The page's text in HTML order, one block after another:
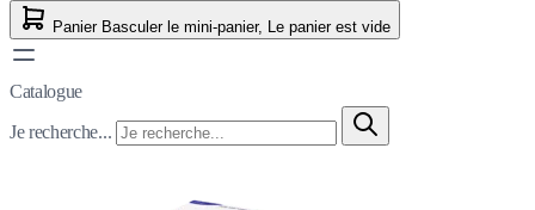
Panier Basculer le mini-panier, Le panier est vide
Catalogue
Je recherche...